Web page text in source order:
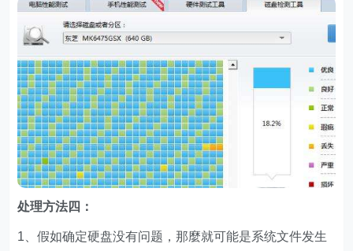
处理方法四：
1、假如确定硬盘没有问题，那麼就可能是系统文件发生